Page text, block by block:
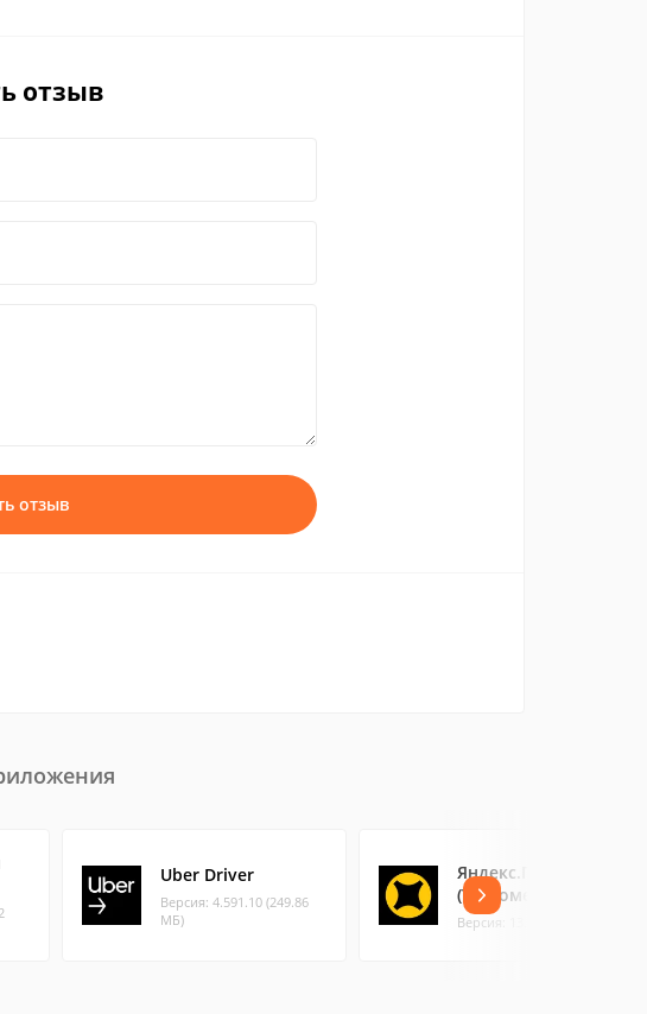
отзыв
отзыв
Uber Driver
Версия: 4.591.10 (249.86
МБ)
Яндекс.Про
(Таксометр)
Версия: 13.61 (119.14 МБ)